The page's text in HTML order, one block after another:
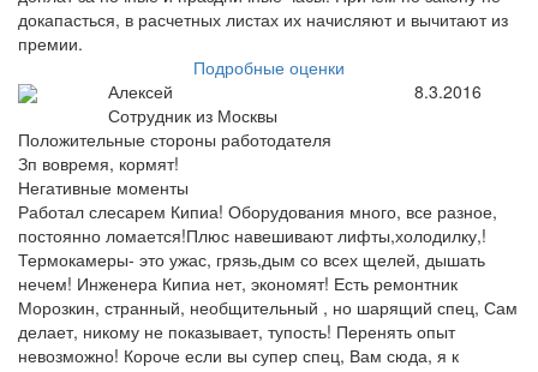
докапасться, в расчетных листах их начисляют и вычитают из
премии.
Подробные оценки
Алексей
Сотрудник из Москвы
8.3.2016
Положительные стороны работодателя
Зп вовремя, кормят!
Негативные моменты
Работал слесарем Кипиа! Оборудования много, все разное,
постоянно ломается!Плюс навешивают лифты,холодилку,!
Термокамеры- это ужас, грязь,дым со всех щелей, дышать
нечем! Инженера Кипиа нет, экономят! Есть ремонтник
Морозкин, странный, необщительный , но шарящий спец, Сам
делает, никому не показывает, тупость! Перенять опыт
невозможно! Короче если вы супер спец, Вам сюда, я к